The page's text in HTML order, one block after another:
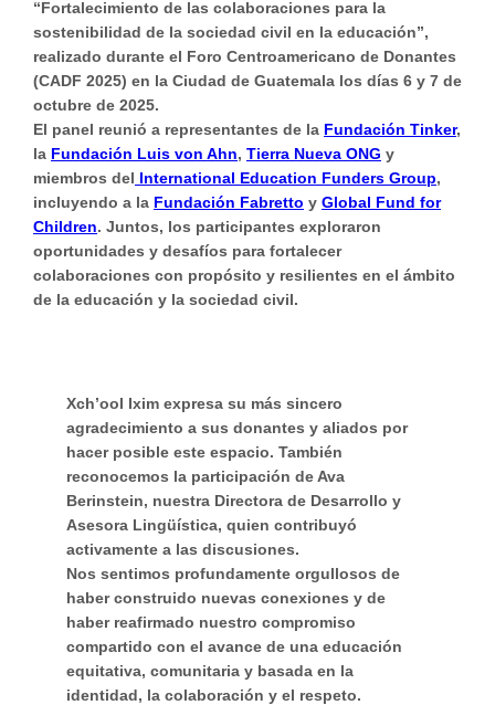
“Fortalecimiento de las colaboraciones para la
sostenibilidad de la sociedad civil en la educación”,
realizado durante el Foro Centroamericano de Donantes
(CADF 2025) en la Ciudad de Guatemala los días 6 y 7 de
octubre de 2025.
El panel reunió a representantes de la Fundación Tinker,
la Fundación Luis von Ahn, Tierra Nueva ONG y
miembros del International Education Funders Group,
incluyendo a la Fundación Fabretto y Global Fund for
Children. Juntos, los participantes exploraron
oportunidades y desafíos para fortalecer
colaboraciones con propósito y resilientes en el ámbito
de la educación y la sociedad civil.
Xch’ool Ixim expresa su más sincero
agradecimiento a sus donantes y aliados por
hacer posible este espacio. También
reconocemos la participación de Ava
Berinstein, nuestra Directora de Desarrollo y
Asesora Lingüística, quien contribuyó
activamente a las discusiones.
Nos sentimos profundamente orgullosos de
haber construido nuevas conexiones y de
haber reafirmado nuestro compromiso
compartido con el avance de una educación
equitativa, comunitaria y basada en la
identidad, la colaboración y el respeto.